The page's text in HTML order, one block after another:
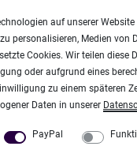
auf unserer
personalisieren, Medien
Cookies. Wir teilen diese
oder aufgrund eines
zu einem späteren
Daten in unserer
PayPal